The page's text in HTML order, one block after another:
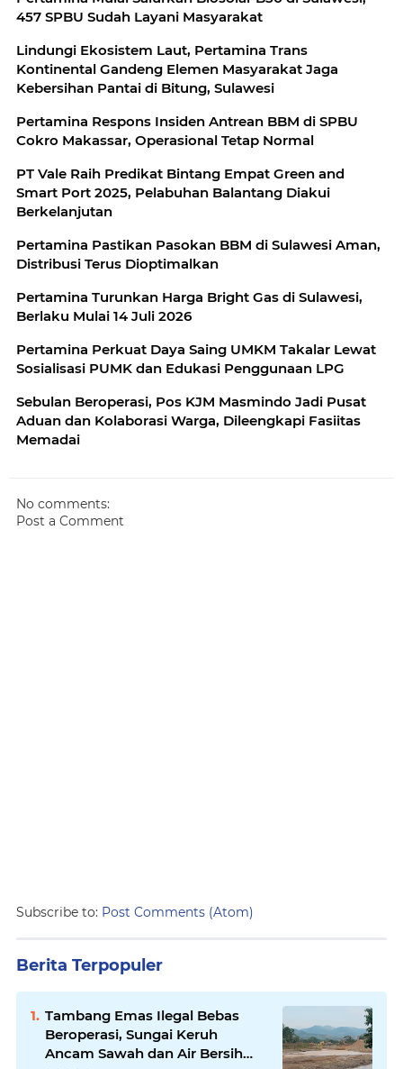
457 SPBU Sudah Layani Masyarakat
Lindungi Ekosistem Laut, Pertamina Trans
Kontinental Gandeng Elemen Masyarakat Jaga
Kebersihan Pantai di Bitung, Sulawesi
Pertamina Respons Insiden Antrean BBM di SPBU
Cokro Makassar, Operasional Tetap Normal
PT Vale Raih Predikat Bintang Empat Green and
Smart Port 2025, Pelabuhan Balantang Diakui
Berkelanjutan
Pertamina Pastikan Pasokan BBM di Sulawesi Aman,
Distribusi Terus Dioptimalkan
Pertamina Turunkan Harga Bright Gas di Sulawesi,
Berlaku Mulai 14 Juli 2026
Pertamina Perkuat Daya Saing UMKM Takalar Lewat
Sosialisasi PUMK dan Edukasi Penggunaan LPG
Sebulan Beroperasi, Pos KJM Masmindo Jadi Pusat
Aduan dan Kolaborasi Warga, Dileengkapi Fasiitas
Memadai
No comments:
Post a Comment
Subscribe to: Post Comments (Atom)
Berita Terpopuler
Tambang Emas Ilegal Bebas
Beroperasi, Sungai Keruh
Ancam Sawah dan Air Bersih